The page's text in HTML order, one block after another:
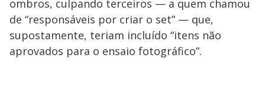
ombros, culpando terceiros — a quem chamou
de “responsáveis por criar o set” — que,
supostamente, teriam incluído “itens não
aprovados para o ensaio fotográfico”.